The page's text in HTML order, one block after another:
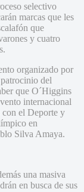
selectivo
marcas que les
que
y cuatro
organizado por
del
que O´Higgins
internacional
con el Deporte y
en
Silva Amaya.
una masiva
en busca de sus